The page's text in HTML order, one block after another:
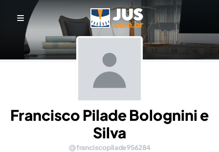
Francisco Pilade Bolognini e
Silva
franciscopilade956284